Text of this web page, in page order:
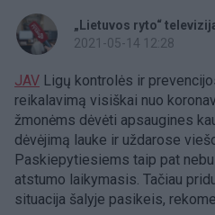
„Lietuvos ryto“
2021-05-14 12:28
JAV Ligų kontrolės ir
reikalavimą visiškai nuo
žmonėms dėvėti apsaugines
dėvėjimą lauke ir uždarose
Paskiepytiesiems taip pat
atstumo laikymasis. Tačiau
situacija šalyje pasikeis,